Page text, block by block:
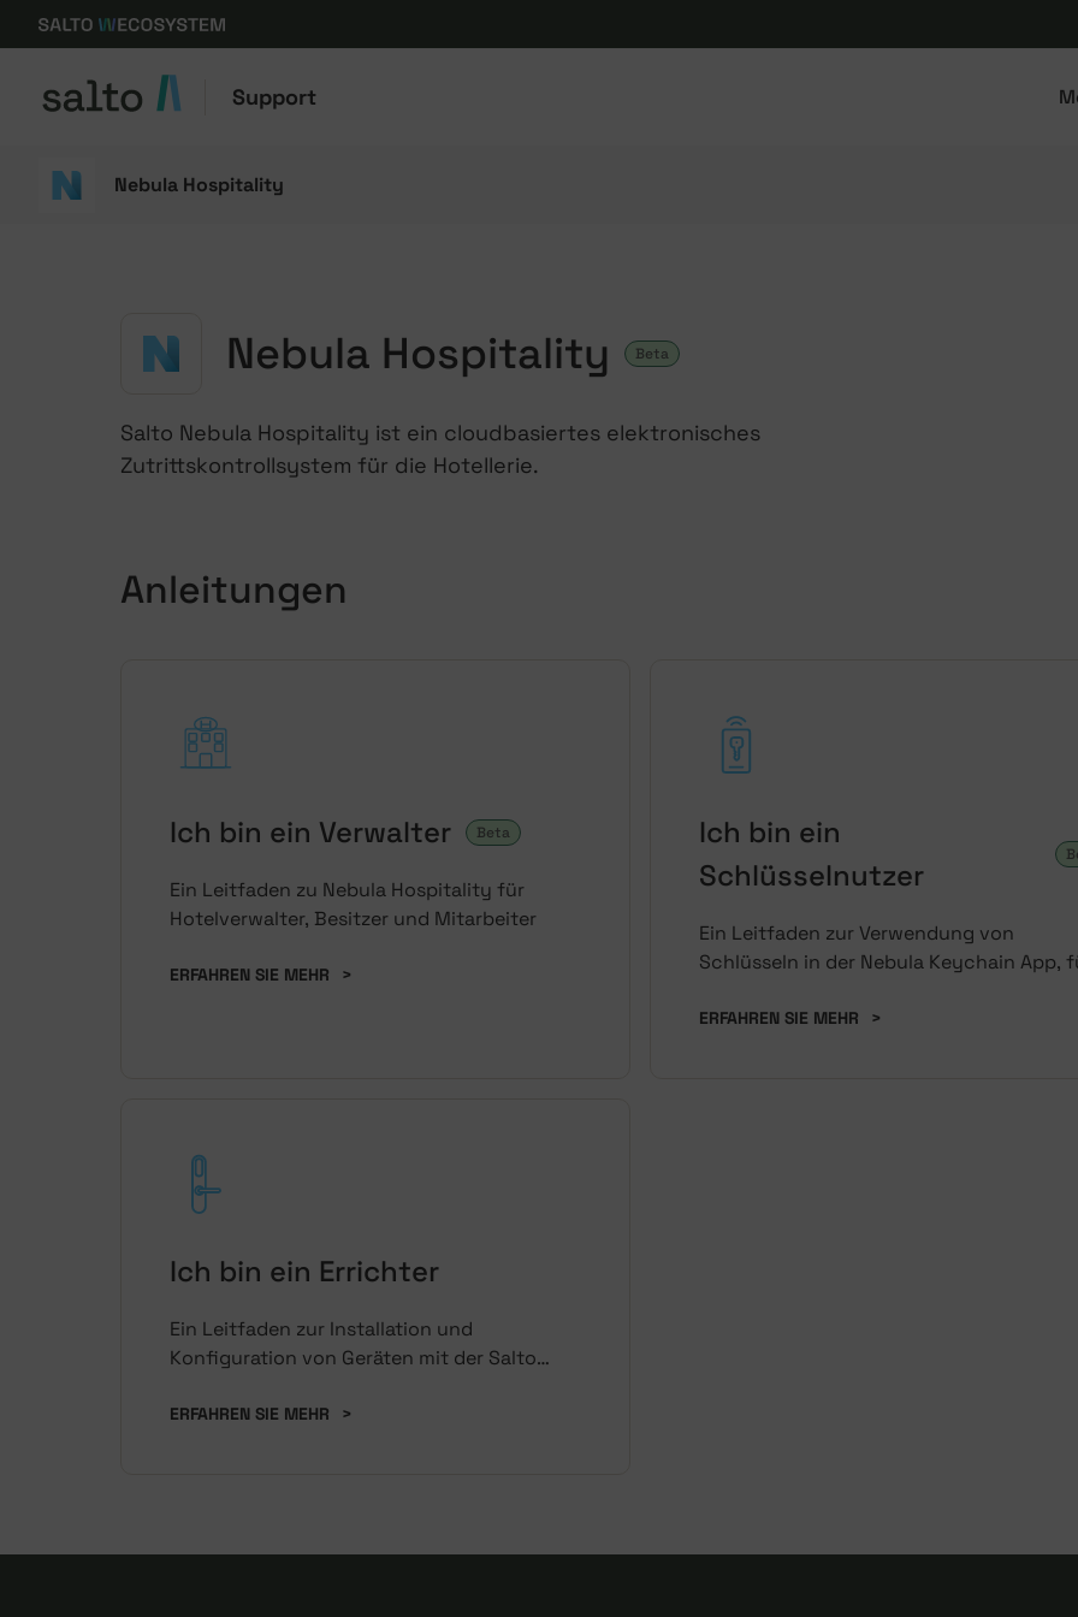
Support
Nebula Hospitality
Nebula Hospitality Beta
Salto Nebula Hospitality ist ein cloudbasiertes elektronisches
Zutrittskontrollsystem für die Hotellerie.
Anleitungen
Ich bin ein Verwalter Beta
Ein Leitfaden zu Nebula Hospitality für
Hotelverwalter, Besitzer und Mitarbeiter
ERFAHREN SIE MEHR >
Ich bin ein
Schlüsselnutzer
Ein Leitfaden zur Verwendung von
Schlüsseln in der Nebula Keychain App,
ERFAHREN SIE MEHR >
Ich bin ein Errichter
Ein Leitfaden zur Installation und
Konfiguration von Geräten mit der Salto
Wartungspersonal.
ERFAHREN SIE MEHR >